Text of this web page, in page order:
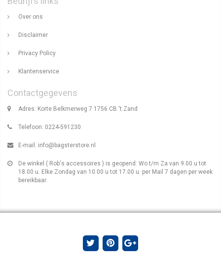
Over ons
Disclaimer
Privacy Policy
Klantenservice
Contactgegevens
Adres: Korte Belkmerweg 7 1756 CB 't Zand
Telefoon: 0224-591230
E-mail: info@bagsterstore.nl
De winkel ( Rob's accessoires ) is geopend: Wo t/m Za van 9.00 u tot
18.00 u. Elke Zondag van 10.00 u tot 17.00 u. per Mail 7 dagen per week
bereikbaar.